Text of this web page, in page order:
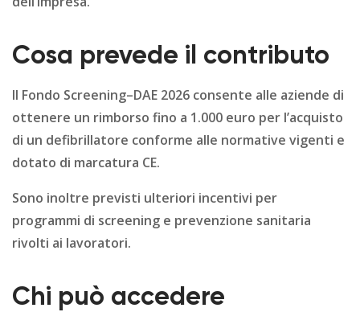
Cosa prevede il contributo
Il Fondo Screening–DAE 2026 consente alle aziende di
ottenere un rimborso fino a 1.000 euro per l’acquisto
di un defibrillatore conforme alle normative vigenti e
dotato di marcatura CE.
Sono inoltre previsti ulteriori incentivi per
programmi di screening e prevenzione sanitaria
rivolti ai lavoratori.
Chi può accedere